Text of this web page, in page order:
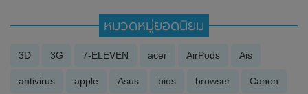
หมวดหมู่ยอดนิยม
3D 3G 7-ELEVEN acer AirPods Ais
antivirus apple Asus bios browser Canon